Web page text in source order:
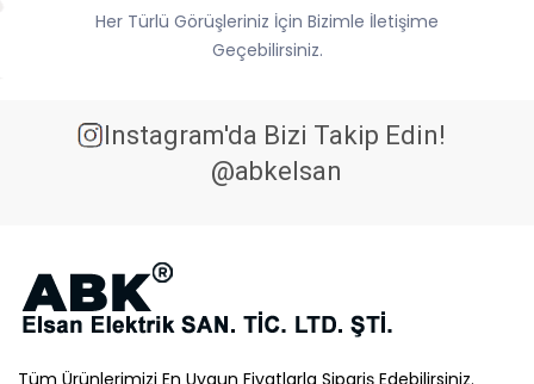
Her Türlü Görüşleriniz İçin Bizimle İletişime
Geçebilirsiniz.
Instagram'da Bizi Takip Edin!
@abkelsan